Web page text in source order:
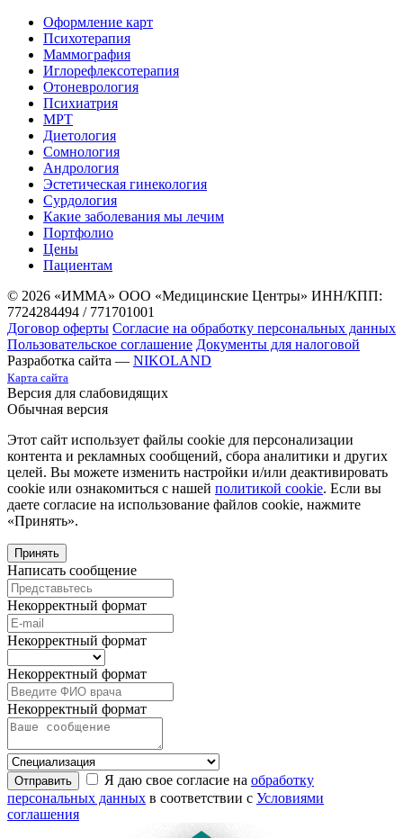
Оформление карт
Психотерапия
Маммография
Иглорефлексотерапия
Отоневрология
Психиатрия
МРТ
Диетология
Сомнология
Андрология
Эстетическая гинекология
Сурдология
Какие заболевания мы лечим
Портфолио
Цены
Пациентам
© 2026 «ИММА» ООО «Медицинские Центры» ИНН/КПП:
7724284494 / 771701001
Договор оферты Согласие на обработку персональных данных
Пользовательское соглашение Документы для налоговой
Разработка сайта — NIKOLAND
Карта сайта
Версия для слабовидящих
Обычная версия
Этот сайт использует файлы cookie для персонализации
контента и рекламных сообщений, сбора аналитики и других
целей. Вы можете изменить настройки и/или деактивировать
cookie или ознакомиться с нашей политикой cookie. Если вы
даете согласие на использование файлов cookie, нажмите
«Принять».
Принять
Написать сообщение
Некорректный формат
Некорректный формат
Некорректный формат
Некорректный формат
Отправить Я даю свое согласие на обработку
персональных данных в соответствии с Условиями
соглашения